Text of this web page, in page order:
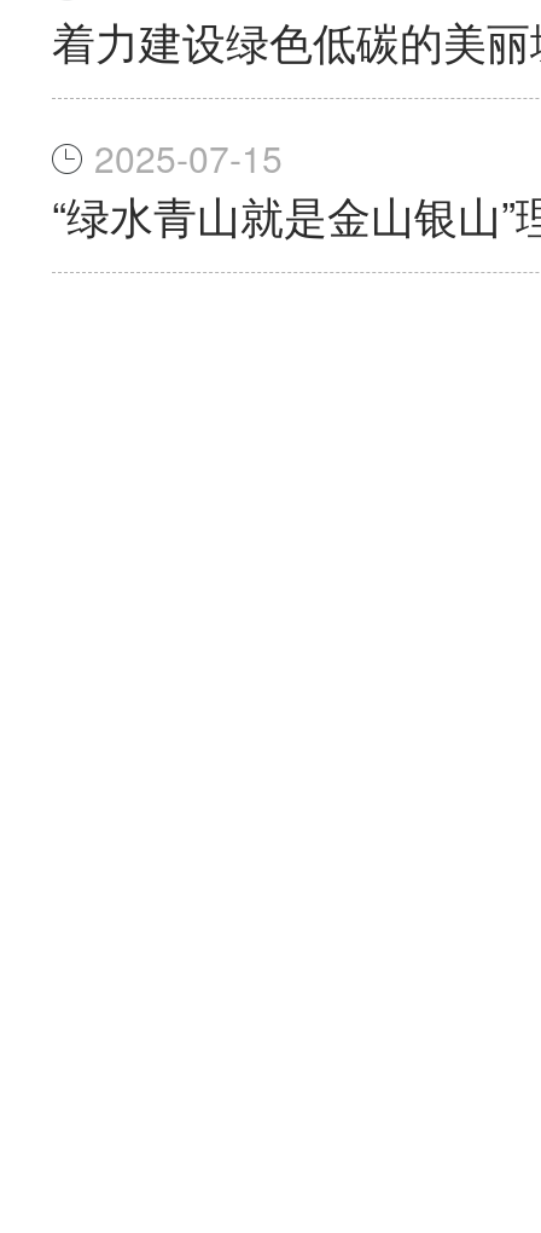
着力建设绿色低碳的美
2025-07-15
“绿水青山就是金山银山